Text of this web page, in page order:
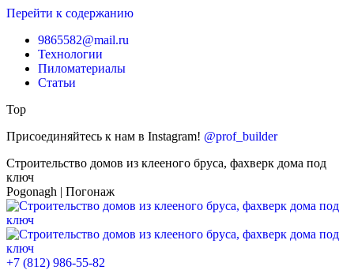
Перейти к содержанию
9865582@mail.ru
Технологии
Пиломатериалы
Статьи
Top
Присоединяйтесь к нам в Instagram! @prof_builder
Строительство домов из клееного бруса, фахверк дома под
ключ
Pogonagh | Погонаж
+7 (812) 986-55-82